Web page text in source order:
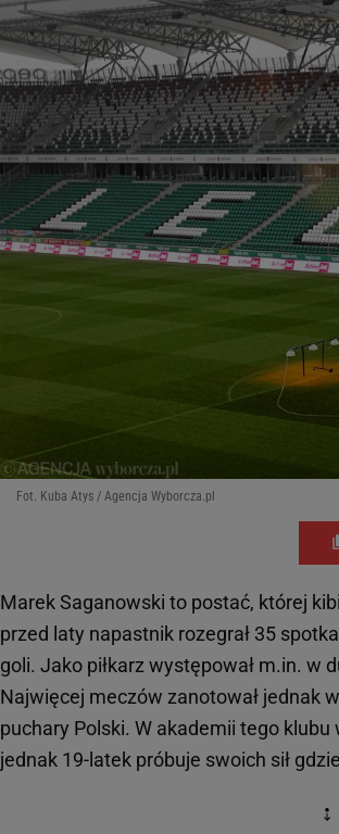
Fot. Kuba Atys / Agencja Wyborcza.pl
Marek Saganowski to postać, której
przed laty napastnik rozegrał 35
goli. Jako piłkarz występował m.in. w
Najwięcej meczów zanotował jednak w
puchary Polski. W akademii tego
jednak 19-latek próbuje swoich sił